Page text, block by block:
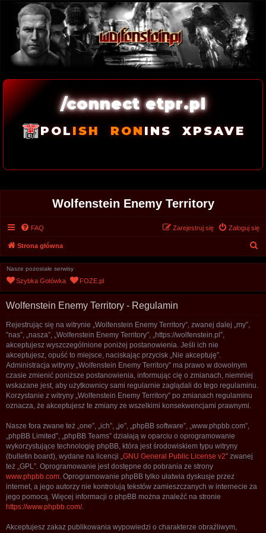
/connect etpr.pl
POL ISH RONINS XPSAVE
Wolfenstein Enemy Territory
FAQ Zaloguj się
Zarejestruj się
Strona główna
Nasze pozostałe serwisy
Szybka Gotówka FOZE.pl
Wolfenstein Enemy Territory - Regulamin
Rejestrując się na witrynie „Wolfenstein Enemy Territory”, zwanej dalej „my”,
”nas”, „nasza”, „Wolfenstein Enemy Territory”, „https://wolfenstein.pl”,
akceptujesz wyszczególnione poniżej postanowienia. Jeśli ich nie
akceptujesz, opuść to miejsce, naciskając przycisk „Nie akceptuję”.
Administracja witryny „Wolfenstein Enemy Territory” ma prawo w dowolnym
czasie zmienić poniższe postanowienia, informując cię o zmianach, niemniej
wskazane jest, aby użytkownicy sami regularnie zaglądali do tego regulaminu.
Korzystanie z witryny „Wolfenstein Enemy Territory” po zmianach regulaminu
oznacza, że akceptujesz te zmiany ze wszelkimi konsekwencjami prawnymi.
Nasze fora zwane też „one”, „ich”, „je”, „phpBB software”, „www.phpbb.com”,
„phpBB Limited”, „phpBB Teams” działają w oparciu o oprogramowanie
wykorzystujące technologię phpBB, która jest środowiskiem typu witryny
(bulletin board), wydane na licencji „ GNU General Public License v2” zwanej
też „GPL”. Oprogramowanie jest dostępne do pobrania ze strony
www.phpbb.com . Oprogramowanie phpBB tylko ułatwia dyskusje przez
internet, a jego autorzy nie kontrolują tekstów zamieszczanych w internecie za
jego pomocą. Więcej informacji o phpBB można znaleźć na stronie
https://www.phpbb.com/.
Akceptujesz zakaz publikowania wypowiedzi o charakterze obraźliwym,